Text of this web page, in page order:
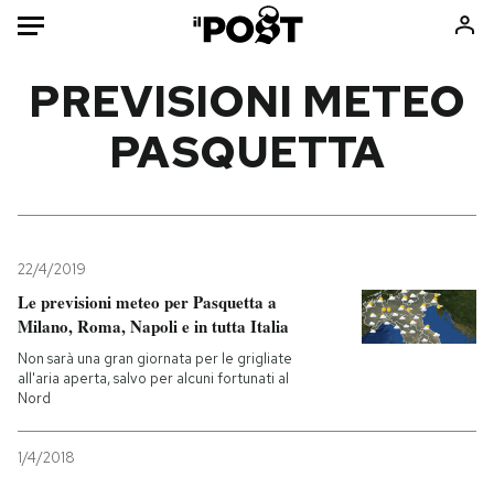
Mondo
Tecnologia
Internet
Cultura
Libri
Ok Boomer!
Europa
PREVISIONI METEO
PASQUETTA
22/4/2019
Le previsioni meteo per Pasquetta a
Milano, Roma, Napoli e in tutta Italia
Non sarà una gran giornata per le grigliate
all'aria aperta, salvo per alcuni fortunati al
Nord
1/4/2018